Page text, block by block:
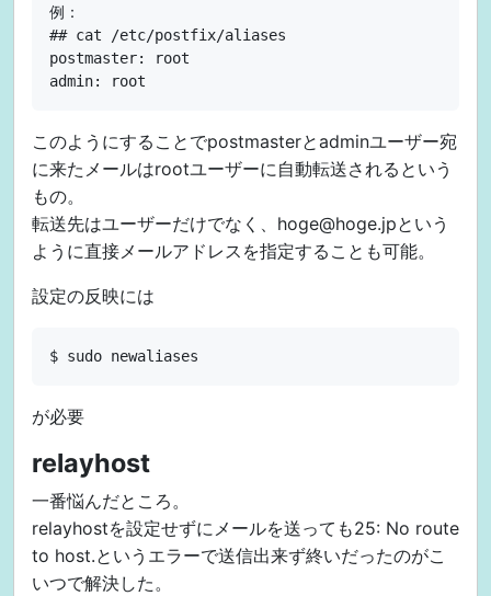
例：
## cat /etc/postfix/aliases
postmaster: root
このようにすることでpostmasterとadminユーザー宛
に来たメールはrootユーザーに自動転送されるという
もの。
転送先はユーザーだけでなく、hoge@hoge.jpという
ように直接メールアドレスを指定することも可能。
設定の反映には
が必要
relayhost
一番悩んだところ。
relayhostを設定せずにメールを送っても25: No route
to host.というエラーで送信出来ず終いだったのがこ
いつで解決した。